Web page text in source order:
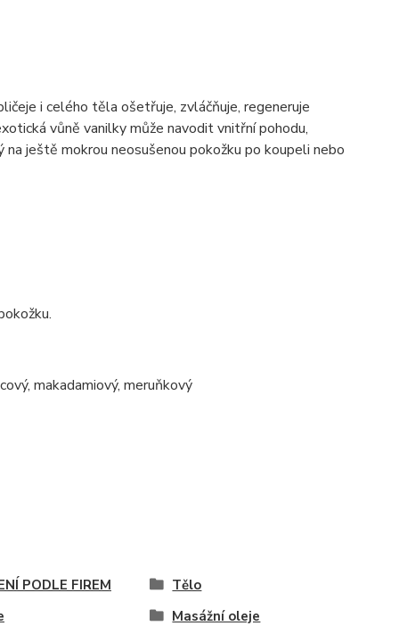
i celého těla ošetřuje, zvláčňuje, regeneruje
vůně vanilky může navodit vnitřní pohodu,
ještě mokrou neosušenou pokožku po koupeli nebo
makadamiový, meruňkový
PODLE FIREM
Tělo
Masážní oleje